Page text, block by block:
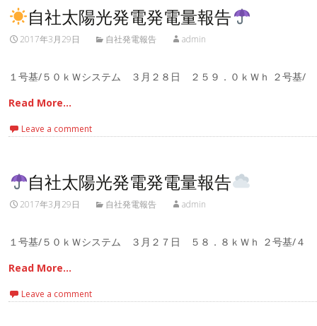
自社太陽光発電発電量報告
2017年3月29日 自社発電報告 admin
１号基/５０ｋＷシステム ３月２８日 ２５９．０ｋＷｈ ２号基/
Read More…
Leave a comment
自社太陽光発電発電量報告
2017年3月29日 自社発電報告 admin
１号基/５０ｋＷシステム ３月２７日 ５８．８ｋＷｈ ２号基/４
Read More…
Leave a comment